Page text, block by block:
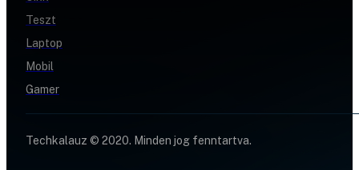
Teszt
Laptop
Mobil
Gamer
Techkalauz © 2020. Minden jog fenntartva.